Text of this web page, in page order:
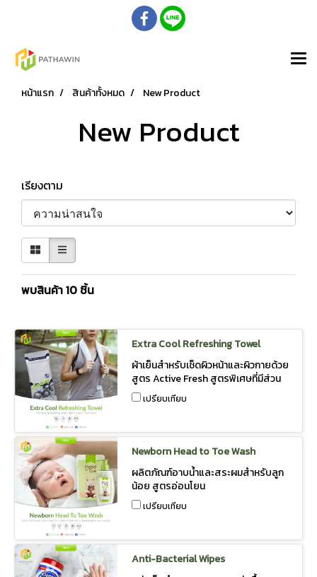
หน้าแรก สินค้าทั้งหมด New Product
New Product
เรียงตาม
พบสินค้า 10 ชิ้น
Extra Cool Refreshing Towel
ผ้าเย็นสำหรับเช็ดผิวหน้าและผิวกายด้วย
สูตร Active Fresh สูตรพิเศษที่มีส่วน
ผสมของ Menthol ที่จะคงความเย็นได้
โดยที่ไม่ต้องแช่เย็น และกลิ่นหอมสดชื่น
เปรียบเทียบ
Newborn Head to Toe Wash
ผลิตภัณฑ์อาบน้ำและสระผมสำหรับลูก
น้อย สูตรอ่อนโยน
เปรียบเทียบ
Anti-Bacterial Wipes